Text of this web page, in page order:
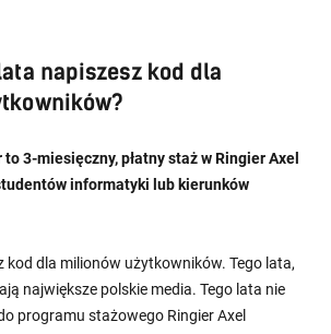
napiszesz kod dla
to 3-miesięczny, płatny staż w Ringier Axel
informatyki lub kierunków
kod dla milionów użytkowników. Tego lata,
największe polskie media. Tego lata nie
programu stażowego Ringier Axel